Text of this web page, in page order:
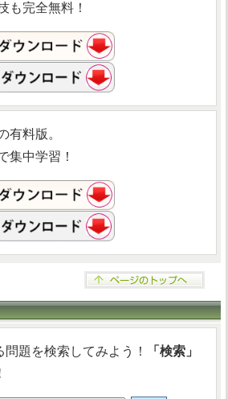
も完全無料！
有料版。
集中学習！
題を検索してみよう！
「検索」